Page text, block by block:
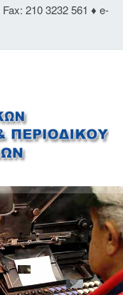
Fax: 210 3232 561 ♦ e-